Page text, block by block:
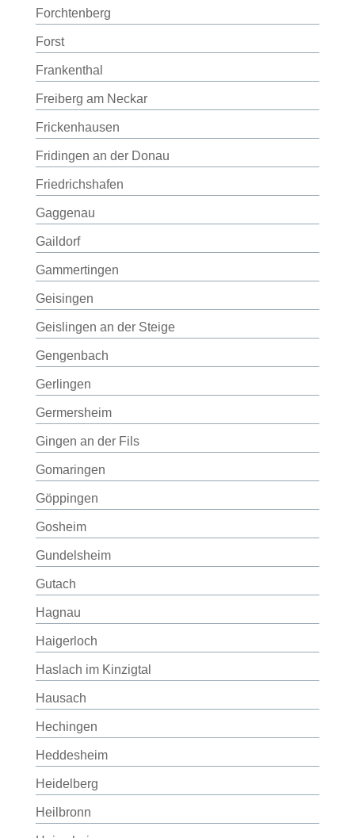
Forchtenberg
Forst
Frankenthal
Freiberg am Neckar
Frickenhausen
Fridingen an der Donau
Friedrichshafen
Gaggenau
Gaildorf
Gammertingen
Geisingen
Geislingen an der Steige
Gengenbach
Gerlingen
Germersheim
Gingen an der Fils
Gomaringen
Göppingen
Gosheim
Gundelsheim
Gutach
Hagnau
Haigerloch
Haslach im Kinzigtal
Hausach
Hechingen
Heddesheim
Heidelberg
Heilbronn